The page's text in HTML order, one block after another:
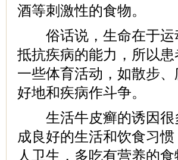
酒等刺激性的食物。
俗话说，生命在于运
抵抗疾病的能力，所以
一些体育活动，如散步
好地和疾病作斗争。
生活牛皮癣的诱因很
成良好的生活和饮食习
人卫生，多吃有营养的食